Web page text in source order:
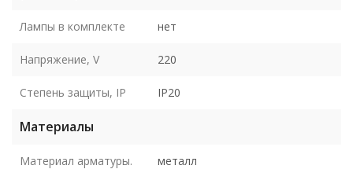
Лампы в комплекте нет
Напряжение, V 220
Степень защиты, IP IP20
Материалы
Материал арматуры. металл